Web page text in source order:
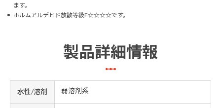
ます。
ホルムアルデヒド放散等級F☆☆☆☆です。
製品詳細情報
水性/溶剤 弱溶剤系